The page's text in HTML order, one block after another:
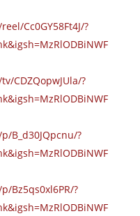
Cc0GY58Ft4J/?
CDZQopwJUla/?
B_d30JQpcnu/?
Bz5qs0xl6PR/?